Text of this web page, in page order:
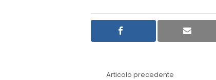
Articolo precedente